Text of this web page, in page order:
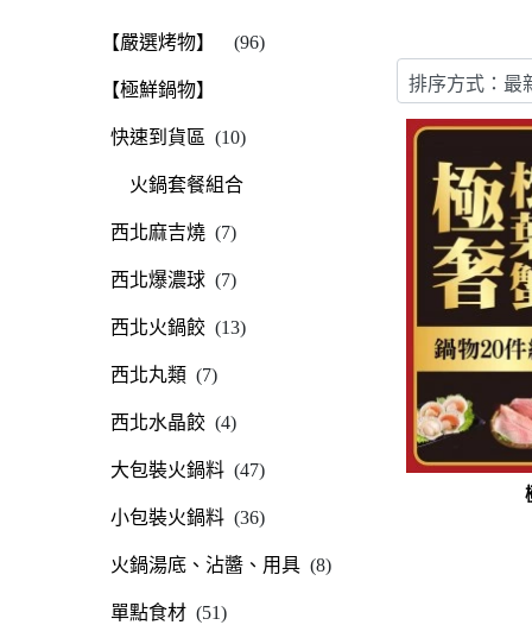
【嚴選烤物】 (96)
【極鮮鍋物】
快速到貨區 (10)
火鍋套餐組合
西北麻吉燒 (7)
西北爆濃球 (7)
西北火鍋餃 (13)
西北丸類 (7)
西北水晶餃 (4)
大包裝火鍋料 (47)
小包裝火鍋料 (36)
火鍋湯底、沾醬、用具 (8)
單點食材 (51)